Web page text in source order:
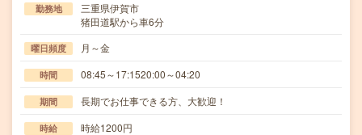
勤務地
三重県伊賀市
猪田道駅から車6分
曜日頻度 月～金
時間 08:45～17:1520:00～04:20
期間 長期でお仕事できる方、大歓迎！
時給 時給1200円